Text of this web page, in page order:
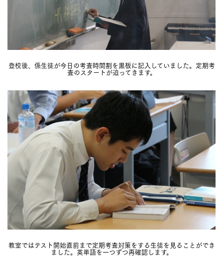
登校後、係生徒が今日の考査時間割を黒板に記入していました。定期考
査のスタートが迫ってきます。
教室ではテスト開始直前まで定期考査対策をする生徒を見ることができ
ました。英単語を一つずつ再確認します。